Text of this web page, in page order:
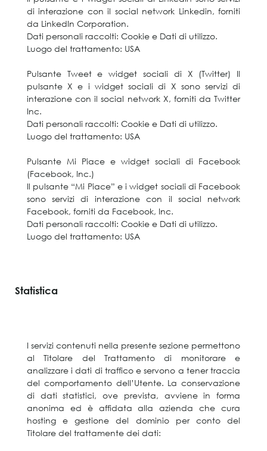
di interazione con il social network Linkedin, forniti
da LinkedIn Corporation.
Dati personali raccolti: Cookie e Dati di utilizzo.
Luogo del trattamento: USA
Pulsante Tweet e widget sociali di X (Twitter) Il
pulsante X e i widget sociali di X sono servizi di
interazione con il social network X, forniti da Twitter
Inc.
Dati personali raccolti: Cookie e Dati di utilizzo.
Luogo del trattamento: USA
Pulsante Mi Piace e widget sociali di Facebook
(Facebook, Inc.)
Il pulsante “Mi Piace” e i widget sociali di Facebook
sono servizi di interazione con il social network
Facebook, forniti da Facebook, Inc.
Dati personali raccolti: Cookie e Dati di utilizzo.
Luogo del trattamento: USA
Statistica
I servizi contenuti nella presente sezione permettono
al Titolare del Trattamento di monitorare e
analizzare i dati di traffico e servono a tener traccia
del comportamento dell’Utente. La conservazione
di dati statistici, ove prevista, avviene in forma
anonima ed è affidata alla azienda che cura
hosting e gestione del dominio per conto del
Titolare del trattamente dei dati: